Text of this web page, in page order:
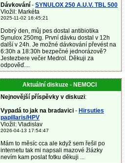
Dávkování - SYNULOX 250 A.U.V. TBL 500
Vložil: Markéta
2025-11-02 16:45:21
Dobrý den, můj pes dostal antibiotika
Synulox 250mg. První dávku dostal v 12h
další v 24h. Je možné dávkování převést na
6:30h a 18:30h bezpečné jednorázově?
Jestezbere večer Medrol. Děkuji za
odpověď....
Aktuální diskuze - NEMOCI
Nejnovější příspěvky v diskuzi:
Vypadá to jak na bradavici - Hirsuties
papillaris/HPV
Vložil: Vladislav
2026-04-13 17:54:47
Mám to měsíc cca ale když sem řešil po
internetu tak mi napsali mazové žlázky
nevím kam poslat fotku děkuji ...